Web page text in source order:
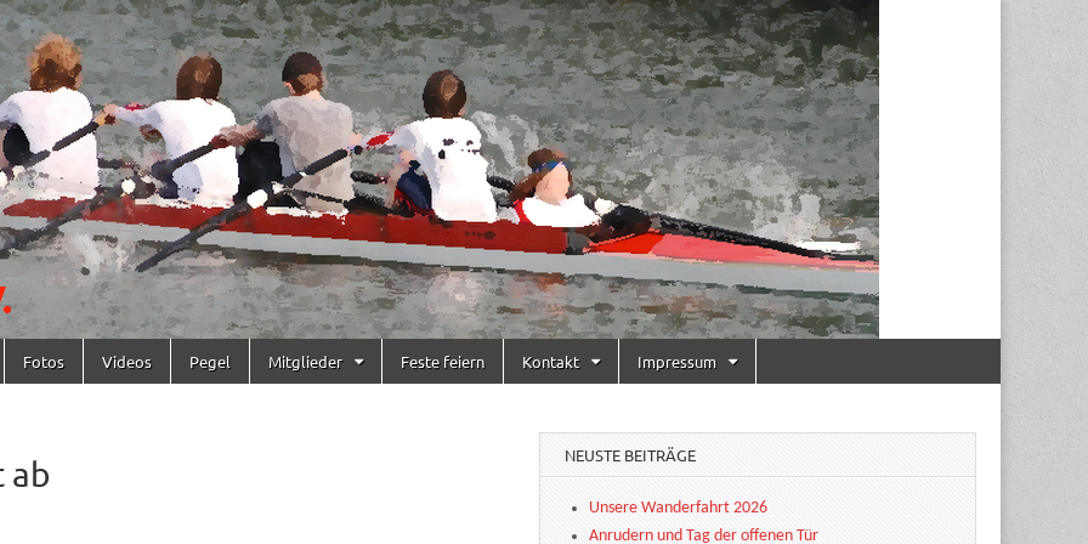
Fotos Videos Pegel Mitglieder Feste feiern Kontakt Impressum
ab NEUSTE BEITRÄGE
Unsere Wanderfahrt 2026
Anrudern und Tag der offenen Tür